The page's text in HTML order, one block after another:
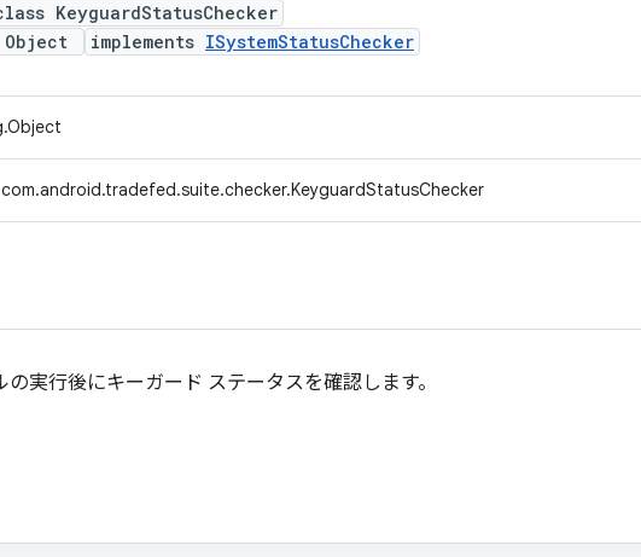
KeyguardStatusChecker
implements ISystemStatusChecker
com.android.tradefed.suite.checker.KeyguardStatusChecker
の実行後にキーガード ステータスを確認します。